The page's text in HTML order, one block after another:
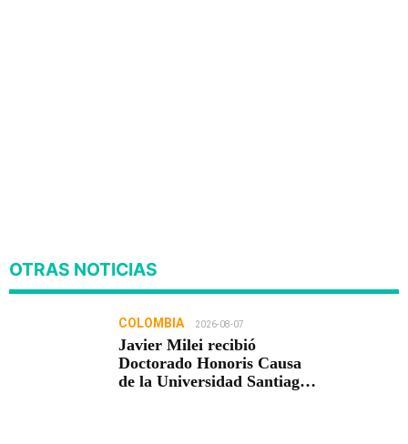
OTRAS NOTICIAS
COLOMBIA 2026-08-07
Javier Milei recibió
Doctorado Honoris Causa
de la Universidad Santiago